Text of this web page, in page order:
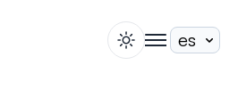
switch theme
togglenav